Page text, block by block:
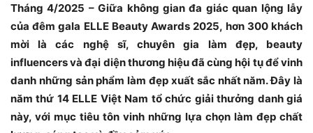
Tháng 4/2025 – Giữa không gian đa giác quan lộng lẫy
của đêm gala ELLE Beauty Awards 2025, hơn 300 khách
mời là các nghệ sĩ, chuyên gia làm đẹp, beauty
influencers và đại diện thương hiệu đã cùng hội tụ để vinh
danh những sản phẩm làm đẹp xuất sắc nhất năm. Đây là
năm thứ 14 ELLE Việt Nam tổ chức giải thưởng danh giá
này, với mục tiêu tôn vinh những lựa chọn làm đẹp chất